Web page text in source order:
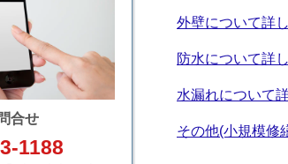
外壁について詳
防水について詳
水漏れについて
その他(小規模修
合せ
1188